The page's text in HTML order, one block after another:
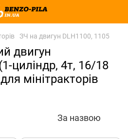
ЗЧ на двигун DLH1100, 1105
двигун
циліндр, 4т, 16/18
мінітракторів
За назвою